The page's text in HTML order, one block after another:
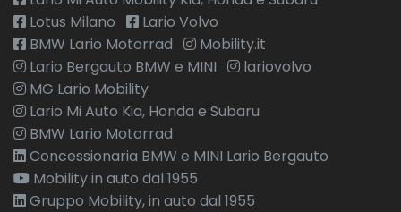
Lotus Milano
Lario Volvo
BMW Lario Motorrad
Mobility.it
Lario Bergauto BMW e MINI
lariovolvo
MG Lario Mobility
Lario Mi Auto Kia, Honda e Subaru
BMW Lario Motorrad
Concessionaria BMW e MINI Lario Bergauto
Mobility in auto dal 1955
Gruppo Mobility, in auto dal 1955